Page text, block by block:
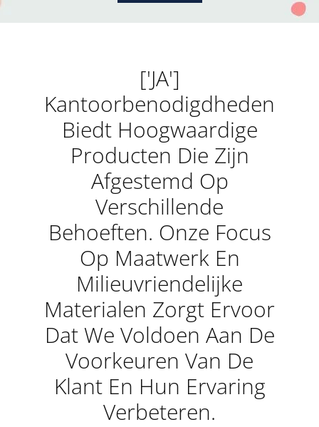
['JA']
Kantoorbenodigdheden
Biedt Hoogwaardige
Producten Die Zijn
Afgestemd Op
Verschillende
Behoeften. Onze Focus
Op Maatwerk En
Milieuvriendelijke
Materialen Zorgt Ervoor
Dat We Voldoen Aan De
Voorkeuren Van De
Klant En Hun Ervaring
Verbeteren.